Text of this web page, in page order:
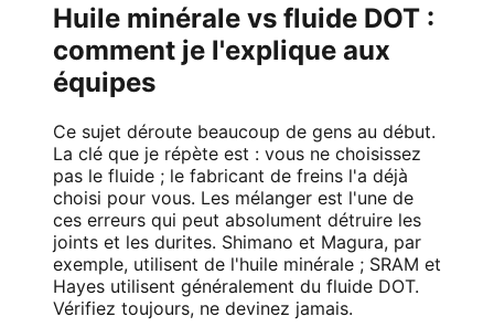
Huile minérale vs fluide DOT :
comment je l'explique aux
équipes
Ce sujet déroute beaucoup de gens au début.
La clé que je répète est : vous ne choisissez
pas le fluide ; le fabricant de freins l'a déjà
choisi pour vous. Les mélanger est l'une de
ces erreurs qui peut absolument détruire les
joints et les durites. Shimano et Magura, par
exemple, utilisent de l'huile minérale ; SRAM et
Hayes utilisent généralement du fluide DOT.
Vérifiez toujours, ne devinez jamais.